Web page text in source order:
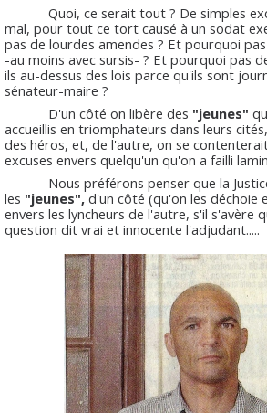
Quoi, ce serait tout ? De simples
mal, pour tout ce tort causé à un sodat
pas de lourdes amendes ? Et pourquoi
-au moins avec sursis- ? Et pourquoi pas
ils au-dessus des lois parce qu'ils sont
sénateur-maire ?
D'un côté on libère des "jeunes"
accueillis en triomphateurs dans leurs
des héros, et, de l'autre, on se
excuses envers quelqu'un qu'on a failli
Nous préférons penser que la Justice
les "jeunes",d'un côté (qu'on les déchoie
envers les lyncheurs de l'autre, s'il s'avère
question dit vrai et innocente l'adjudant.....